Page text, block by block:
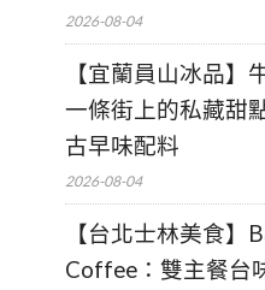
2026-08-04
【宜蘭員山冰品】
一條街上的私藏甜
古早味配料
2026-08-04
【台北士林美食】
Coffee：雙主餐台